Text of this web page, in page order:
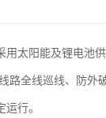
太阳能及锂电池
路全线巡线、防
行。